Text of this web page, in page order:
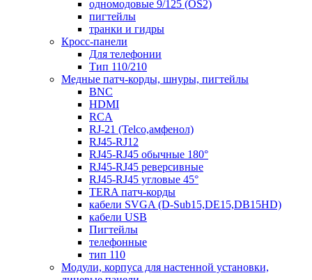
одномодовые 9/125 (OS2)
пигтейлы
транки и гидры
Кросс-панели
Для телефонии
Тип 110/210
Медные патч-корды, шнуры, пигтейлы
BNC
HDMI
RCA
RJ-21 (Telco,амфенол)
RJ45-RJ12
RJ45-RJ45 обычные 180°
RJ45-RJ45 реверсивные
RJ45-RJ45 угловые 45°
TERA патч-корды
кабели SVGA (D-Sub15,DE15,DB15HD)
кабели USB
Пигтейлы
телефонные
тип 110
Модули, корпуса для настенной установки,